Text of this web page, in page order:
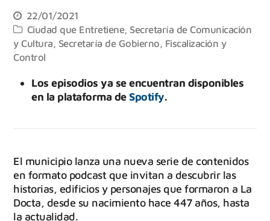
22/01/2021
Ciudad que Entretiene, Secretaría de Comunicación
y Cultura Secretaría de Gobierno, Fiscalización y
Control
Los episodios ya se encuentran disponibles
en la plataforma deSpotify.
El municipio lanza una nueva serie de contenidos
en formato podcast que invitan a descubrir las
historias, edificios y personajes que formaron a La
Docta, desde su nacimiento hace 447 años, hasta
la actualidad.